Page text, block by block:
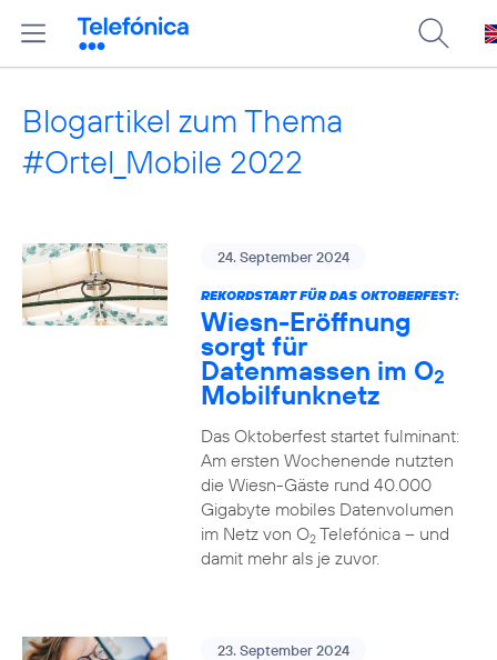
Blogartikel zum Thema
#Ortel_Mobile 2022
24. September 2024
REKORDSTART FÜR DAS OKTOBERFEST:
Wiesn-Eröffnung
sorgt für
Datenmassen im O2
Mobilfunknetz
Das Oktoberfest startet fulminant:
Am ersten Wochenende nutzten
die Wiesn-Gäste rund 40.000
Gigabyte mobiles Datenvolumen
im Netz von O2Telefónica – und
damit mehr als je zuvor.
23. September 2024